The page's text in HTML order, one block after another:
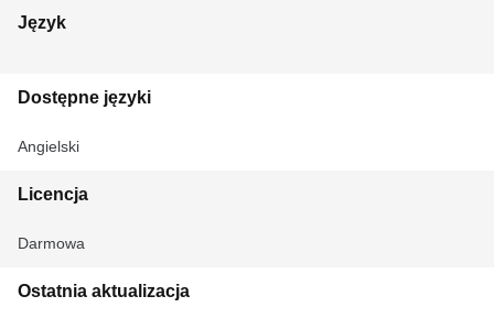
Język
Dostępne języki
Angielski
Licencja
Darmowa
Ostatnia aktualizacja